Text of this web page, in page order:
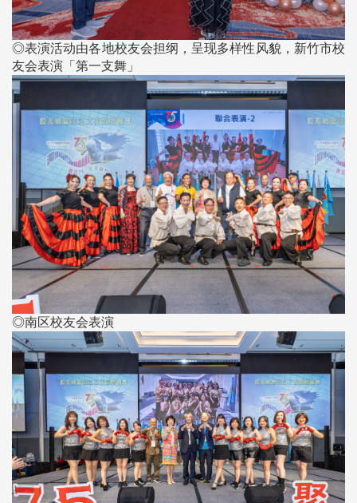
◎表演活动由各地校友会担纲，呈现多样性风貌，新竹市校
友会表演「第一支舞」
◎南区校友会表演